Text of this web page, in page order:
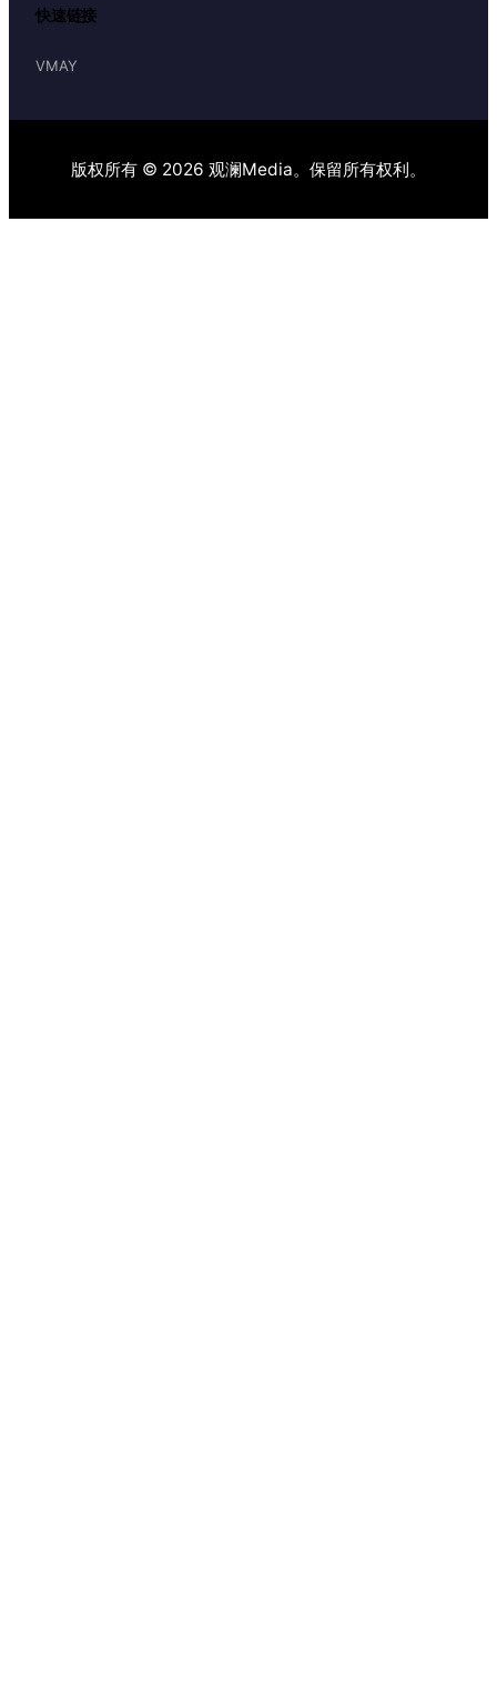
快速链接
VMAY
版权所有 © 2026 观澜Media。保留所有权利。